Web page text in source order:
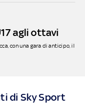
agli ottavi
con una gara di anticipo, il
di Sky Sport